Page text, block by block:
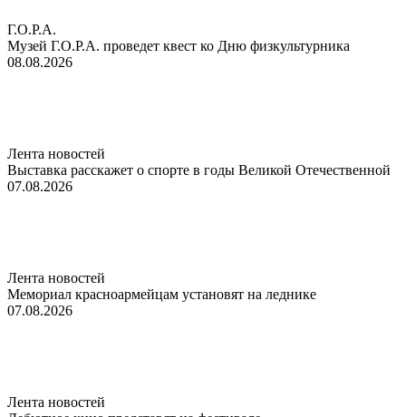
Г.О.Р.А.
Музей Г.О.Р.А. проведет квест ко Дню физкультурника
08.08.2026
Лента новостей
Выставка расскажет о спорте в годы Великой Отечественной
07.08.2026
Лента новостей
Мемориал красноармейцам установят на леднике
07.08.2026
Лента новостей